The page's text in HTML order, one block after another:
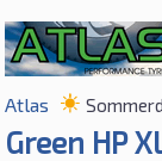
Atlas
Green HP